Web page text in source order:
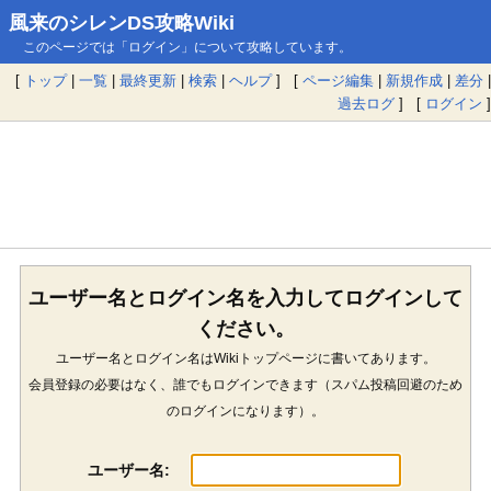
風来のシレンDS攻略Wiki
このページでは「ログイン」について攻略しています。
[ トップ| 一覧 | 最終更新 | 検索 | ヘルプ] [ ページ編集 | 新規作成 | 差分 |
過去ログ ] [ ログイン ]
ユーザー名とログイン名を入力してログインして
ください。
ユーザー名とログイン名はWikiトップページに書いてあります。
会員登録の必要はなく、誰でもログインできます（スパム投稿回避のため
のログインになります）。
ユーザー名: